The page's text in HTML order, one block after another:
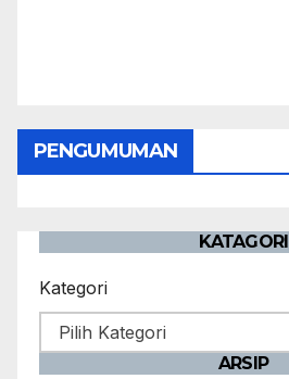
PENGUMUMAN
KATAGORI
Kategori
ARSIP